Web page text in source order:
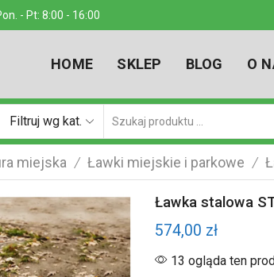
- Pt: 8:00 - 16:00
w każde miejsce w kraju
HOME SKLEP BLOG O
Filtruj wg kat.
miejska / Ławki miejskie i parkowe /
Ławka stalowa
574,00 zł
13 ogląda ten